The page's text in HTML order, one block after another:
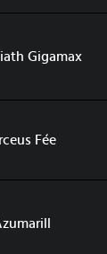
Gigamax
Fée